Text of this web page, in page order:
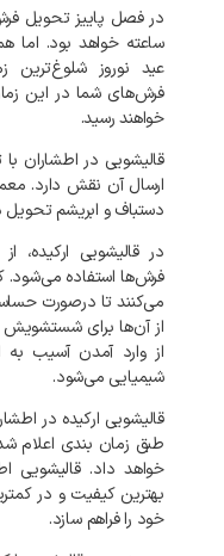
ساعته خواهد بود. اما
عید نوروز شلوغ‌ترین
خواهند رسید.
قالیشویی در اطشاران
ارسال آن نقش دارد.
دستباف و ابریشم
در قالیشویی ارکیده،
فرش‌ها استفاده می‌شود.
می‌کنند تا درصورت
از آن‌ها برای
از وارد آمدن آسیب
شیمیایی می‌شود.
قالیشویی ارکیده در
طبق زمان بندی اعلام
خواهد داد. قالیشویی
بهترین کیفیت و در
خود را فراهم سازد.